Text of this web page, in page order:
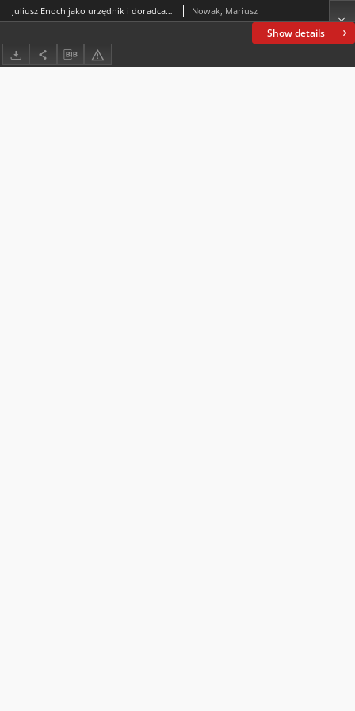
Show details
Juliusz Enoch jako urzędnik i doradca władz najwyższych Królestwa Polskiego (1839–1863) Nowak, Mariusz